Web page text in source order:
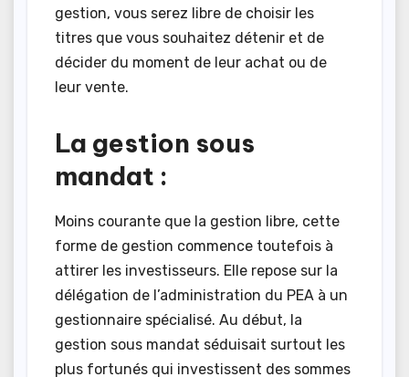
gestion, vous serez libre de choisir les
titres que vous souhaitez détenir et de
décider du moment de leur achat ou de
leur vente.
La gestion sous
mandat :
Moins courante que la gestion libre, cette
forme de gestion commence toutefois à
attirer les investisseurs. Elle repose sur la
délégation de l’administration du PEA à un
gestionnaire spécialisé. Au début, la
gestion sous mandat séduisait surtout les
plus fortunés qui investissent des sommes